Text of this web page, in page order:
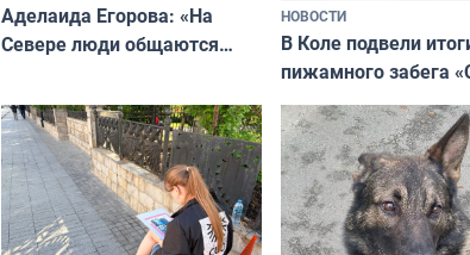
Аделаида Егорова: «На
Севере люди общаются
а потому что
ты им интересен»
НОВОСТИ
В Коле подвели
пижамного забега
Олимпийскую ночь»